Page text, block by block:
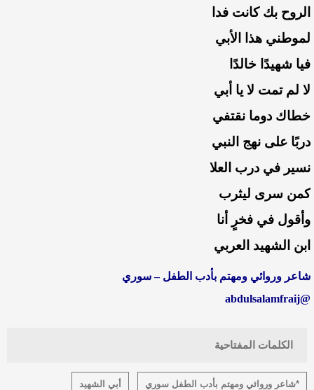
الروح بك كانت فدا
لموطني هذا الأبي
فيا شهيدًا خالدًا
لا لم تمت لا يا أبي
خطاك دوما نقتفي
دربًا على نهج النبي
نسير في درب العلا
كمن سرى ليثرب
وأقول في فخرٍ أنا
ابن الشهيد العربي
شاعر وروائي ومهتم بأدب الطفل – سوري
@abdulsalamfraij
الكلمات المفتاحية
*شاعر وروائي ومهتم بأدب الطفل سوري أبي الشهيد